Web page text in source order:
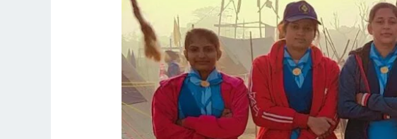
रेंजर
मीट
प्रतियोगिता
में
भाग
लेकर
दल
वापस